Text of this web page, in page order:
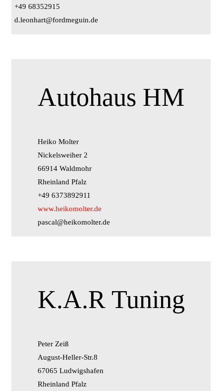
+49 68352915
d.leonhart@fordmeguin.de
Autohaus HM
Heiko Molter
Nickelsweiher 2
66914 Waldmohr
Rheinland Pfalz
+49 6373892911
www.heikomolter.de
pascal@heikomolter.de
K.A.R Tuning
Peter Zeiß
August-Heller-Str.8
67065 Ludwigshafen
Rheinland Pfalz